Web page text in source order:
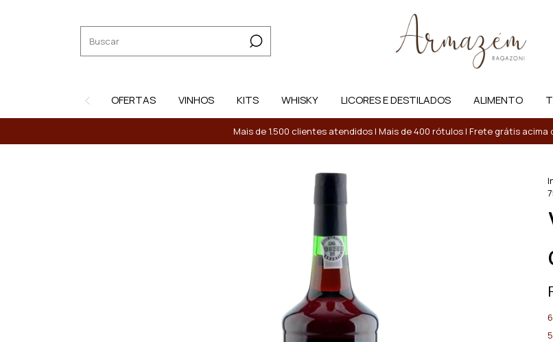
OFERTAS VINHOS KITS WHISKY LICORES E DESTILADOS ALIMENTO
Mais de 1.500 clientes atendidos | Mais de 400 rótulos | Frete grátis acima
6